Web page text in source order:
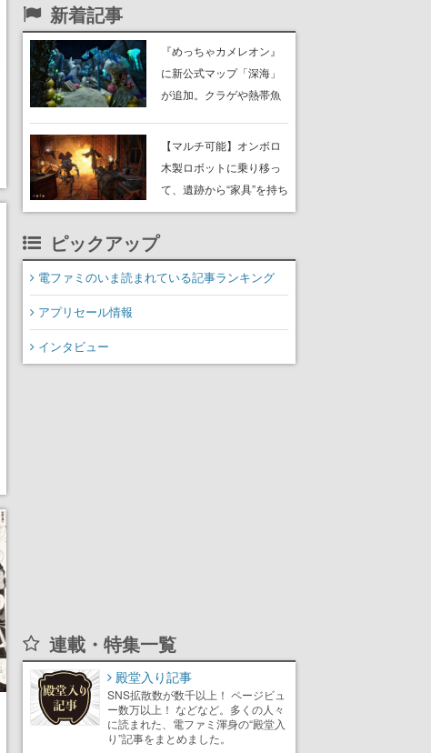
新着記事
『めっちゃカメレオン』
に新公式マップ「深海」
が追加。クラゲや熱帯魚
や大きな貝も
【マルチ可能】オンボロ
木製ロボットに乗り移っ
て、遺跡から“家具”を持ち
帰るホラーアクションゲ
売。迫る“腐敗”から逃げ延
び、持ち帰った家具で基
ピックアップ
電ファミのいま読まれている記事ランキング
アプリセール情報
インタビュー
連載・特集一覧
殿堂入り記事
SNS拡散数が数千以上！ ページビュ
ー数万以上！ などなど。多くの人々
に読まれた、電ファミ渾身の“殿堂入
り”記事をまとめました。